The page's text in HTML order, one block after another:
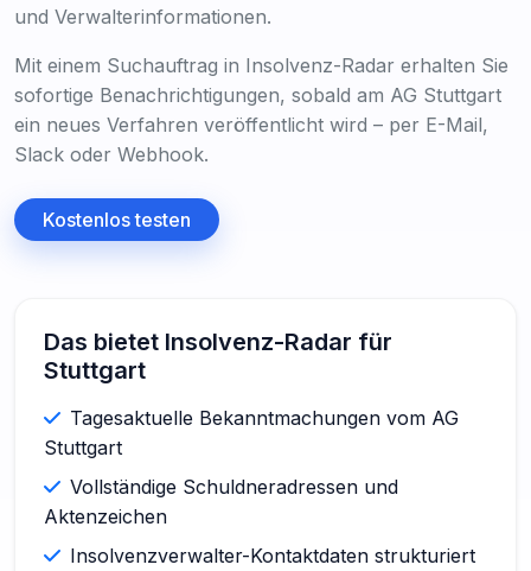
und Verwalterinformationen.
Mit einem Suchauftrag in Insolvenz-Radar erhalten Sie
sofortige Benachrichtigungen, sobald am AG Stuttgart
ein neues Verfahren veröffentlicht wird – per E-Mail,
Slack oder Webhook.
Kostenlos testen
Das bietet Insolvenz-Radar für
Stuttgart
Tagesaktuelle Bekanntmachungen vom AG
Stuttgart
Vollständige Schuldneradressen und
Aktenzeichen
Insolvenzverwalter-Kontaktdaten strukturiert